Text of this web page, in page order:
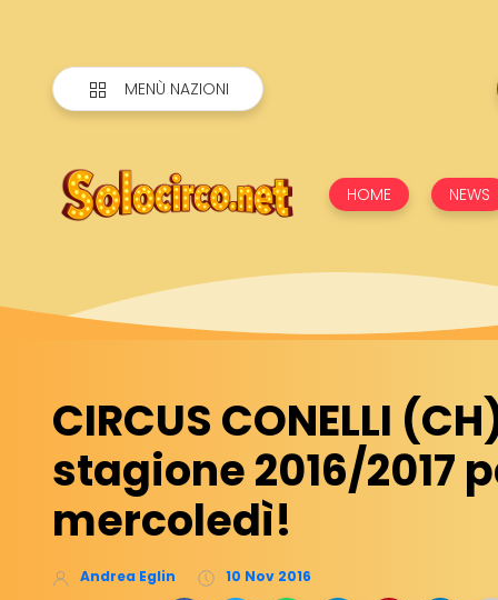
MENÙ NAZIONI
HOME NEWS
CIRCUS CONELLI
stagione 2016/2017
mercoledì!
Andrea Eglin 10 Nov 2016